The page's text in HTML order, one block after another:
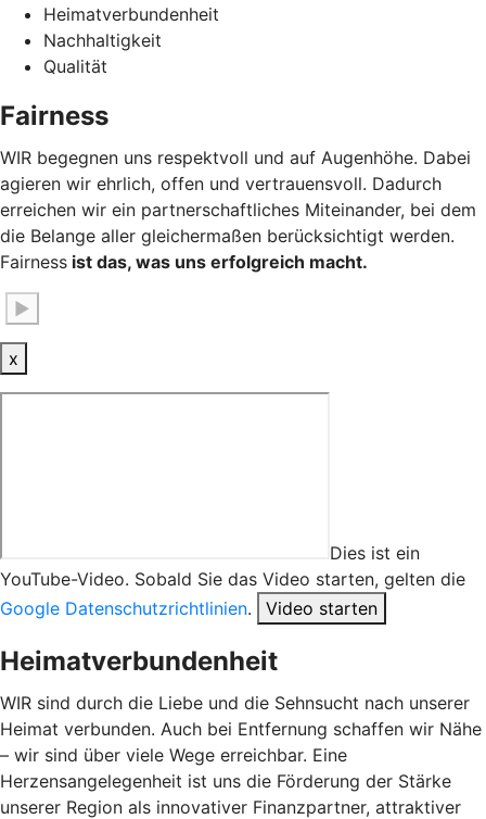
Heimatverbundenheit
Nachhaltigkeit
Qualität
Fairness
WIR begegnen uns respektvoll und auf Augenhöhe. Dabei
agieren wir ehrlich, offen und vertrauensvoll. Dadurch
erreichen wir ein partnerschaftliches Miteinander, bei dem
die Belange aller gleichermaßen berücksichtigt werden.
Fairness ist das, was uns erfolgreich macht.
▶
x
Dies ist ein
YouTube-Video. Sobald Sie das Video starten, gelten die
Google Datenschutzrichtlinien. Video starten
Heimatverbundenheit
WIR sind durch die Liebe und die Sehnsucht nach unserer
Heimat verbunden. Auch bei Entfernung schaffen wir Nähe
– wir sind über viele Wege erreichbar. Eine
Herzensangelegenheit ist uns die Förderung der Stärke
unserer Region als innovativer Finanzpartner, attraktiver